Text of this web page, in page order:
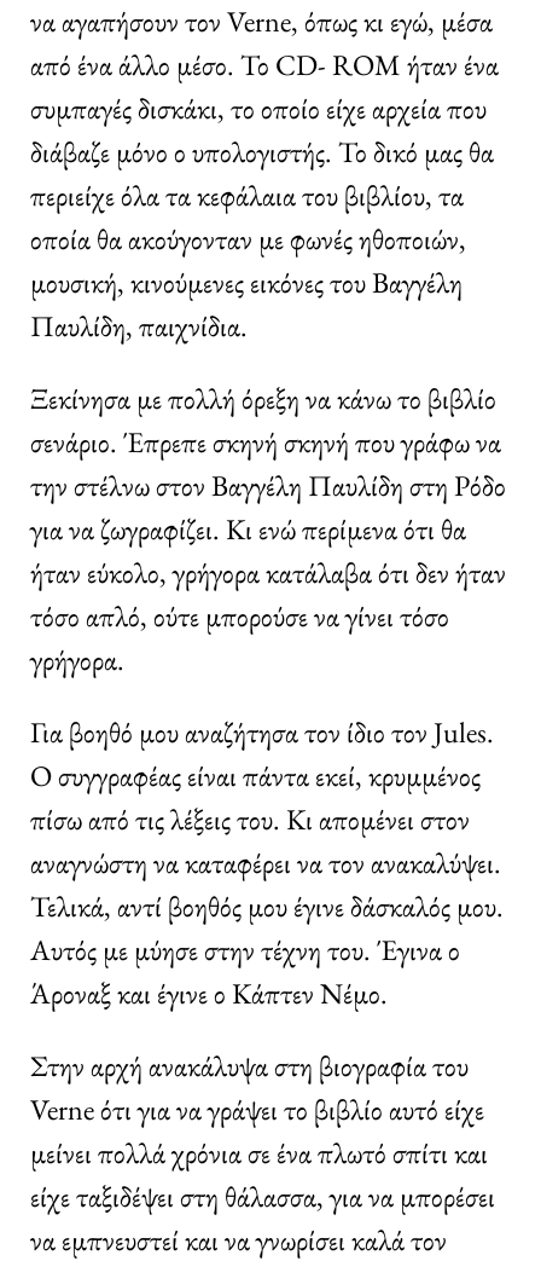
να αγαπήσουν τον Verne, όπως κι εγώ, μέσα
από ένα άλλο μέσο. Το CD- ROM ήταν ένα
συμπαγές δισκάκι, το οποίο είχε αρχεία που
διάβαζε μόνο ο υπολογιστής. Το δικό μας θα
περιείχε όλα τα κεφάλαια του βιβλίου, τα
οποία θα ακούγονταν με φωνές ηθοποιών,
μουσική, κινούμενες εικόνες του Βαγγέλη
Παυλίδη, παιχνίδια.
Ξεκίνησα με πολλή όρεξη να κάνω το βιβλίο
σενάριο. Έπρεπε σκηνή σκηνή που γράφω να
την στέλνω στον Βαγγέλη Παυλίδη στη Ρόδο
για να ζωγραφίζει. Κι ενώ περίμενα ότι θα
ήταν εύκολο, γρήγορα κατάλαβα ότι δεν ήταν
τόσο απλό, ούτε μπορούσε να γίνει τόσο
γρήγορα.
Για βοηθό μου αναζήτησα τον ίδιο τον Jules.
Ο συγγραφέας είναι πάντα εκεί, κρυμμένος
πίσω από τις λέξεις του. Κι απομένει στον
αναγνώστη να καταφέρει να τον ανακαλύψει.
Τελικά, αντί βοηθός μου έγινε δάσκαλός μου.
Αυτός με μύησε στην τέχνη του. Έγινα ο
Άροναξ και έγινε ο Κάπτεν Νέμο.
Στην αρχή ανακάλυψα στη βιογραφία του
Verne ότι για να γράψει το βιβλίο αυτό είχε
μείνει πολλά χρόνια σε ένα πλωτό σπίτι και
είχε ταξιδέψει στη θάλασσα, για να μπορέσει
να εμπνευστεί και να γνωρίσει καλά τον